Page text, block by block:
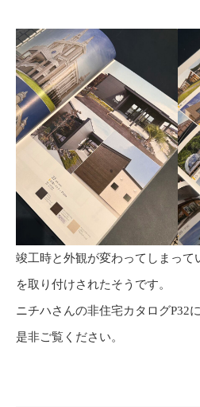
竣工時と外観が変わってしまって
を取り付けされたそうです。
ニチハさんの非住宅カタログP32
是非ご覧ください。